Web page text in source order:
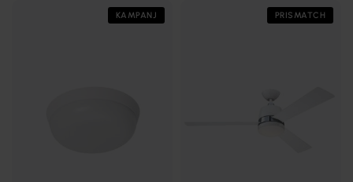
KAMPANJ PRISMATCH